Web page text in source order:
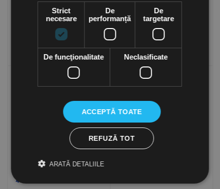
3,320.50 Lei
(TVA inclusa)
Sodeca Spania
4,694.32Lei
(TVA inclusa)
Ventilator centrifugal
monoaspirant CMAT 540-
mc/h, Sodeca Spania
mc/h, Sodeca Spania
Strict
necesare
De
performanță
De
targetare
De funcţionalitate Neclasificate
ACCEPTĂ TOATE
REFUZĂ TOT
ARATĂ DETALIILE